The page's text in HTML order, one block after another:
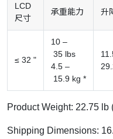
LCD
尺寸
承重能力 升
≤ 32 "
10 –
35 lbs
4.5 –
15.9 kg *
Product Weight: 22.75 lb
Shipping Dimensions: